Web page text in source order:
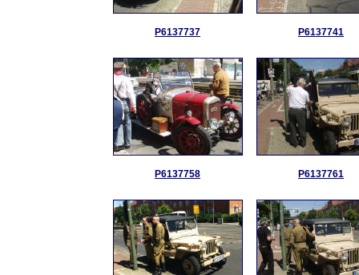
P6137737 P6137741
P6137758 P6137761